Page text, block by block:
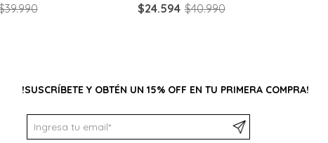
39.990 $24.594 $40.990
!SUSCRÍBETE Y OBTÉN UN 15% OFF EN TU PRIMERA COMPRA!